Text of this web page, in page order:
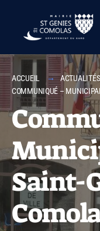
ACCUEIL
ACTUALITÉS
COMMUNIQUÉ –
Saint-